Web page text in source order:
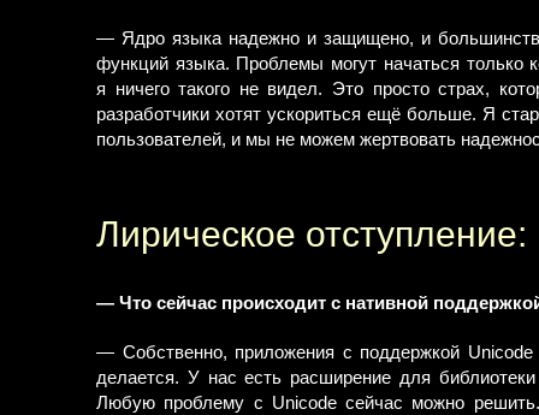
— Ядро языка надежно и защищено, и
функций языка. Проблемы могут начаться только
я ничего такого не видел. Это просто страх,
разработчики хотят ускориться ещё больше. Я
пользователей, и мы не можем жертвовать
Лирическое
— Что сейчас происходит с нативной
— Собственно, приложения с поддержкой
делается. У нас есть расширение для
Любую проблему с Unicode сейчас можно